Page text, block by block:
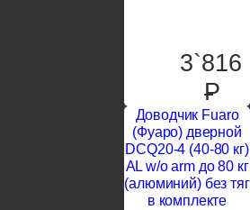
3`816
P
Доводчик Fuaro
(Фуаро) дверной
DCQ20-4 (40-80 кг)
AL w/o arm до 80 кг
(алюминий) без тяг
в комплекте